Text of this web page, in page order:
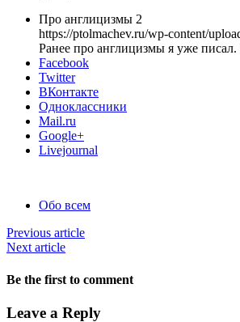
Про англицизмы 2
https://ptolmachev.ru/wp-content/
Ранее про англицизмы я уже
Facebook
Twitter
ВКонтакте
Одноклассники
Mail.ru
Google+
Livejournal
Обо всем
Previous article
Next article
Be the first to comment
Leave a Reply